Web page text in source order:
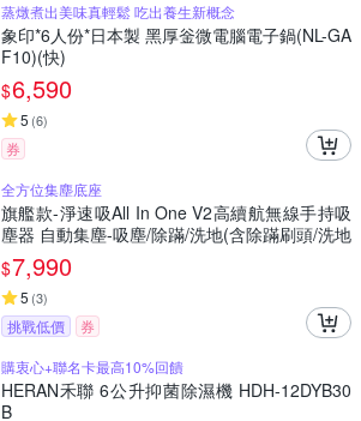
蒸燉煮出美味真輕鬆 吃出養生新概念
象印*6人份*日本製 黑厚釡微電腦電子鍋(NL-GA
F10)(快)
$6,590
5 (6)
券
全方位集塵底座
旗艦款-淨速吸All In One V2高續航無線手持吸
塵器 自動集塵-吸塵/除蹣/洗地(含除蹣刷頭/洗地
刷頭)
$7,990
5 (3)
挑戰低價
券
購衷心+聯名卡最高10%回饋
HERAN禾聯 6公升抑菌除濕機 HDH-12DYB30
B